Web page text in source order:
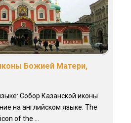
Божией Матери,
Собор Казанской иконы
на английском языке: The
of the ...